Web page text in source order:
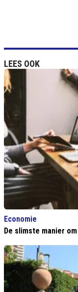
LEES OOK
Economie
De slimste manier